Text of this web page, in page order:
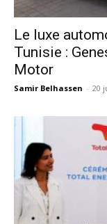
Le luxe
Tunisie :
Motor
Samir Belhassen - 20